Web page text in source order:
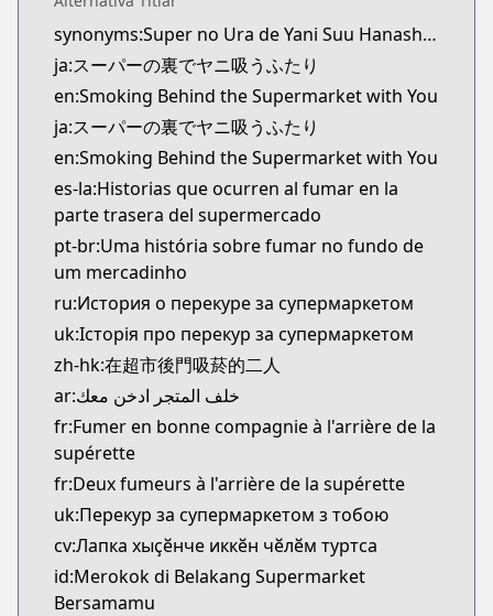
Official Raw
https://www.manga-up.com/titles/1026/
Kitsu
Kitsu
https://kitsu.app/manga/64430
MangaUpdates
MangaUpdates
https://www.mangaupdates.com/
Book☆Walker
Book☆Walker
https://bookwalker.jp/series/367184/list
Official English
Official English
https://global.manga-up.com/manga/261
synonyms:Super no Ura de Yani Suu Hanashi,A Story About Smoking at the Back of the Supermarket,YaniSuu
ja:スーパーの裏でヤニ吸うふたり
en:Smoking Behind the Supermarket with You
ja:スーパーの裏でヤニ吸うふたり
en:Smoking Behind the Supermarket with You
es-la:Historias que ocurren al fumar en la
parte trasera del supermercado
pt-br:Uma história sobre fumar no fundo de
um mercadinho
ru:История о перекуре за супермаркетом
uk:Історія про перекур за супермаркетом
zh-hk:在超市後門吸菸的二人
ar:خلف المتجر ادخن معك
fr:Fumer en bonne compagnie à l'arrière de la
supérette
fr:Deux fumeurs à l'arrière de la supérette
uk:Перекур за супермаркетом з тобою
cv:Лапка хыҫӗнче иккӗн чӗлӗм туртса
id:Merokok di Belakang Supermarket
Bersamamu